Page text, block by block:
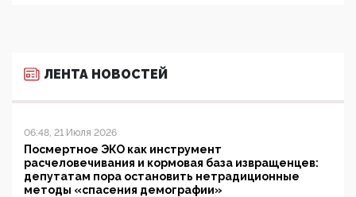
ЛЕНТА НОВОСТЕЙ
06:48, 21 Июля 2026
Посмертное ЭКО как инструмент
расчеловечивания и кормовая база извращенцев:
депутатам пора остановить нетрадиционные
методы «спасения демографии»